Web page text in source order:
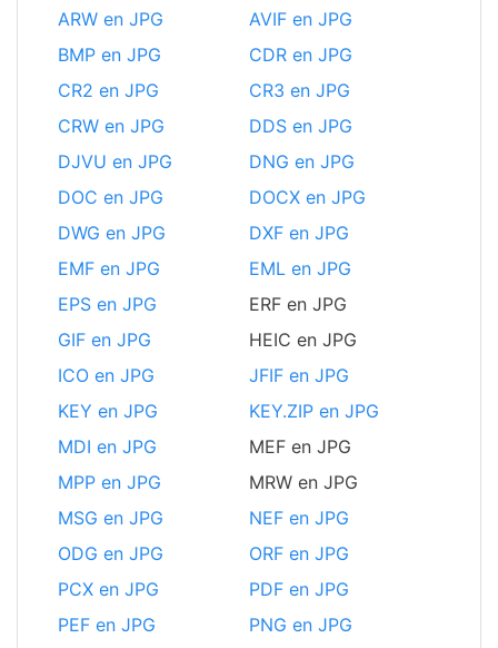
ARW en JPG
AVIF en JPG
BMP en JPG
CDR en JPG
CR2 en JPG
CR3 en JPG
CRW en JPG
DDS en JPG
DJVU en JPG
DNG en JPG
DOC en JPG
DOCX en JPG
DWG en JPG
DXF en JPG
EMF en JPG
EML en JPG
EPS en JPG
ERF en JPG
GIF en JPG
HEIC en JPG
ICO en JPG
JFIF en JPG
KEY en JPG
KEY.ZIP en JPG
MDI en JPG
MEF en JPG
MPP en JPG
MRW en JPG
MSG en JPG
NEF en JPG
ODG en JPG
ORF en JPG
PCX en JPG
PDF en JPG
PEF en JPG
PNG en JPG